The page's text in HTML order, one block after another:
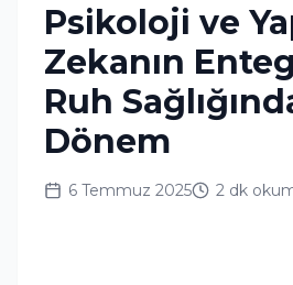
Psikoloji ve
Zekanın
Ruh
Dönem
6 Temmuz 2025 2 dk